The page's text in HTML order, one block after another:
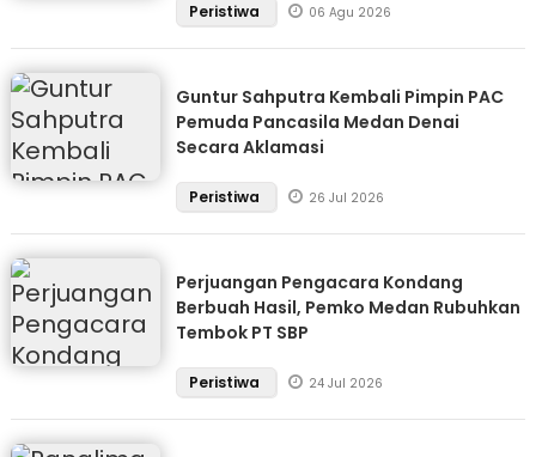
Peristiwa 06 Agu 2026
Guntur Sahputra Kembali Pimpin PAC
Pemuda Pancasila Medan Denai
Secara Aklamasi
Peristiwa 26 Jul 2026
Perjuangan Pengacara Kondang
Berbuah Hasil, Pemko Medan Rubuhkan
Tembok PT SBP
Peristiwa 24 Jul 2026